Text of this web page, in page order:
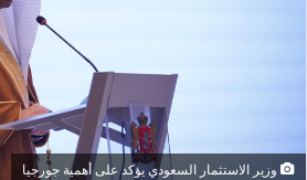
وزير الاستثمار السعودي يؤكد على أهمية جورجيا